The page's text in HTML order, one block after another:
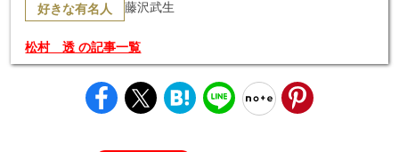
好きな有名人 藤沢武生
松村 透 の記事一覧